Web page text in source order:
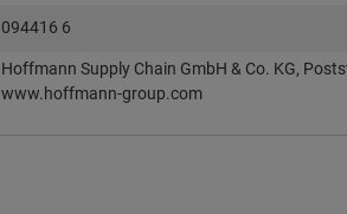
094416 6
Hoffmann Supply Chain GmbH & Co. KG,
www.hoffmann-group.com